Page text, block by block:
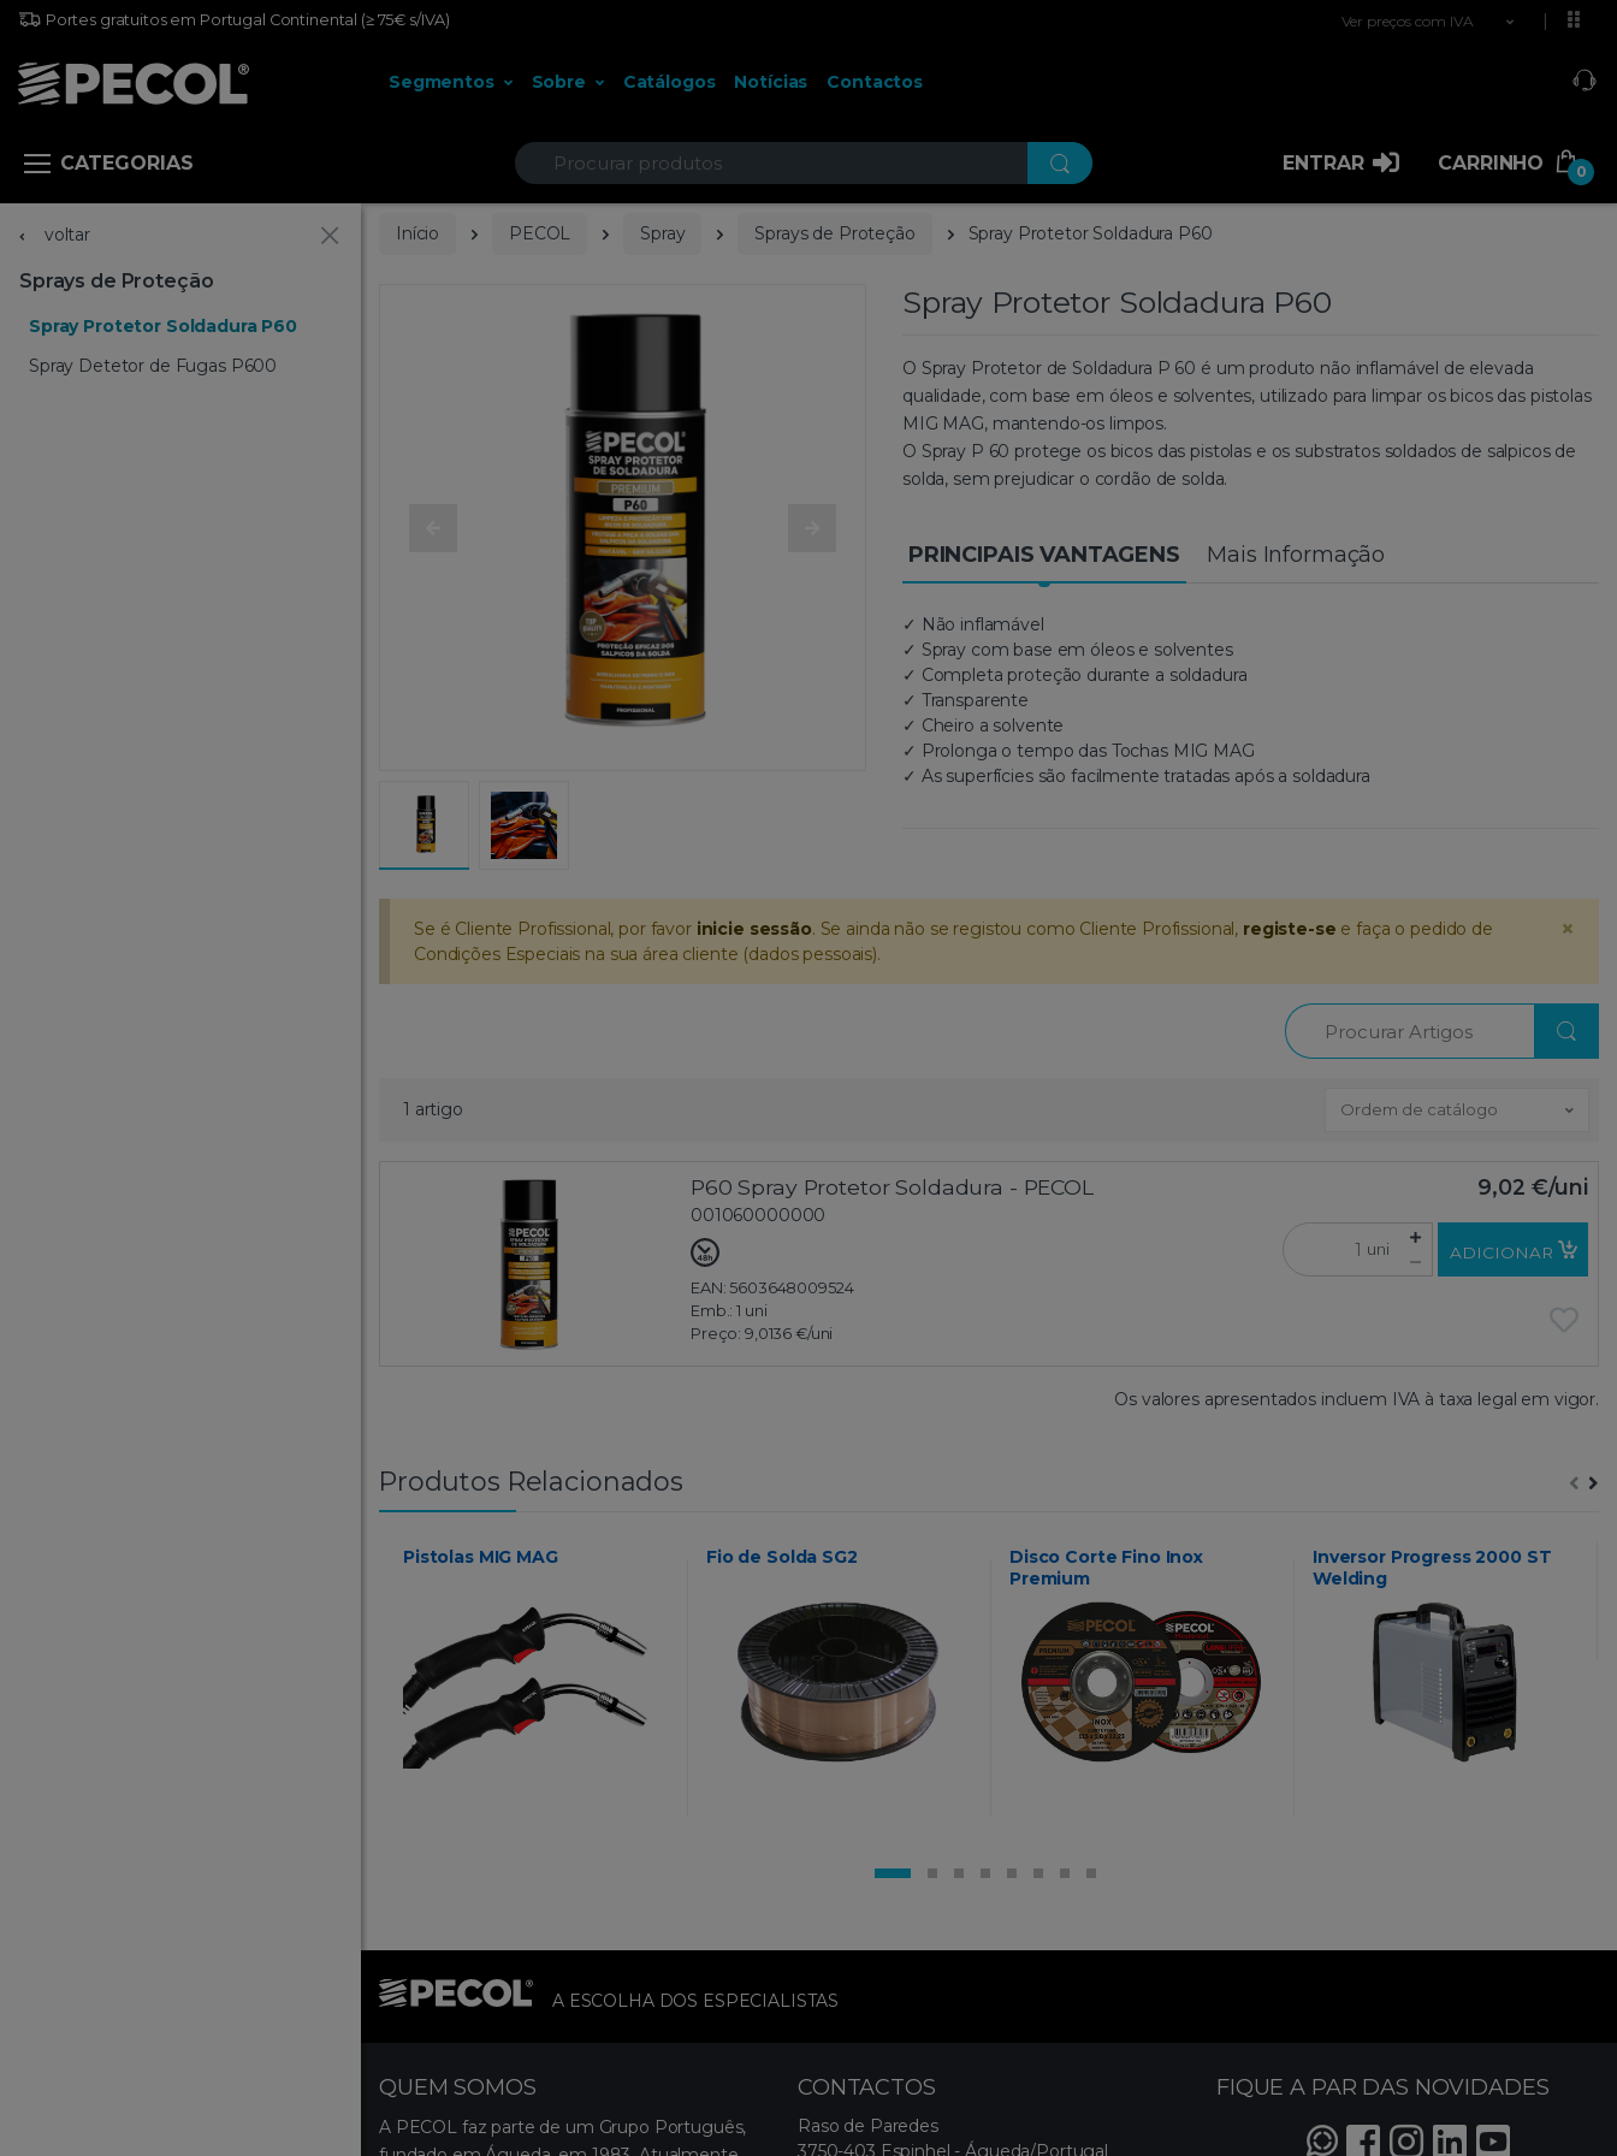
Portes gratuitos em Portugal Continental (≥ 75€ s/IVA) Ver preços com IVA
Segmentos Sobre Catálogos Notícias Contactos
CATEGORIAS Procurar ENTRAR CARRINHO 0
voltar
Sprays de Proteção
Spray Protetor Soldadura P60
Spray Detetor de Fugas P600
Início PECOL Spray Sprays de Proteção Spray Protetor Soldadura P60
Spray Protetor Soldadura P60
O Spray Protetor de Soldadura P 60 é um produto não inflamável de elevada
qualidade, com base em óleos e solventes, utilizado para limpar os bicos das pistolas
MIG MAG, mantendo-os limpos.
O Spray P 60 protege os bicos das pistolas e os substratos soldados de salpicos de
solda, sem prejudicar o cordão de solda.
PRINCIPAIS VANTAGENS Mais Informação
✓ Não inflamável
✓ Spray com base em óleos e solventes
✓ Completa proteção durante a soldadura
✓ Transparente
✓ Cheiro a solvente
✓ Prolonga o tempo das Tochas MIG MAG
✓ As superfícies são facilmente tratadas após a soldadura
×
Se é Cliente Profissional, por favor inicie sessão. Se ainda não se registou como Cliente Profissional, registe-se e faça o pedido de
Condições Especiais na sua área cliente (dados pessoais).
Procurar
1 artigo Ordem de catálogo
P60 Spray Protetor Soldadura - PECOL
001060000000
EAN: 5603648009524
Emb.:1 uni
Preço: 9,0136 €/uni
9,02 €/uni
uni ADICIONAR
Os valores apresentados incluem IVA à taxa legal em vigor.
Produtos Relacionados
Pistolas MIG MAG Fio de Solda SG2
Disco Corte Fino Inox
Premium
Inversor Progress 2000 ST
Welding
A ESCOLHA DOS ESPECIALISTAS
QUEM SOMOS
A PECOL faz parte de um Grupo Português,
CONTACTOS
Raso de Paredes
3750-403 Espinhel - Águeda/Portugal
FIQUE A PAR DAS NOVIDADES